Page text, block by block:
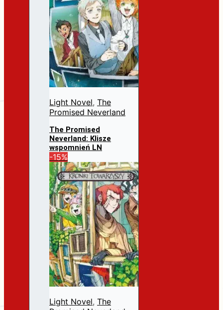
Light Novel, The
Promised Neverland
The Promised
Neverland: Klisze
wspomnień LN
31,99
cena
wynosiła:
31,99 zł.
cena
wynosi:
27,19 zł.
Dodaj do koszyka
-15%
Light Novel, The